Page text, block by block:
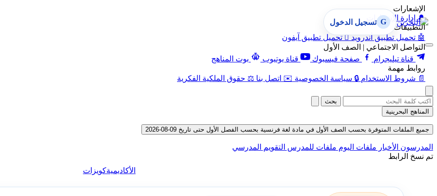
الإشعارات
🔔 إدارة الإشعارات
التطبيقات
🤖 تحميل تطبيق أندرويد  تحميل تطبيق آيفون
التواصل الاجتماعي | الصف الأول
قناة تيليجرام
صفحة فيسبوك قناة يوتيوب
بوت المناهج
روابط مهمة
📄 شروط الاستخدام 🔒 سياسة الخصوصية ✉️ اتصل بنا ⚖️ حقوق الملكية الفكرية
G تسجيل الدخول
بحث
المناهج البحرينية
جميع الملفات المتوفرة بحسب الصف الأول في مادة لغة فرنسية بحسب الفصل الأول حتى تاريخ 09-08-2026
المدرسون الأخبار ملفات اليوم ملفات للمدرس التقويم المدرسي
تم نسخ الرابط
الأكاديميةكويزات